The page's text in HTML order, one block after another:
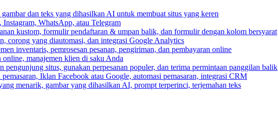
dan teks yang dihasilkan AI untuk membuat situs yang keren
WhatsApp, atau Telegram
kustom, formulir pendaftaran & umpan balik, dan formulir dengan kolom bersyarat
corong yang diautomasi, dan integrasi Google Analytics
inventaris, pemrosesan pesanan, pengiriman, dan pembayaran online
online, manajemen klien di saku Anda
situs, gunakan perpesanan populer, dan terima permintaan panggilan balik
Iklan Facebook atau Google, automasi pemasaran, integrasi CRM
menarik, gambar yang dihasilkan AI, prompt terperinci, terjemahan teks